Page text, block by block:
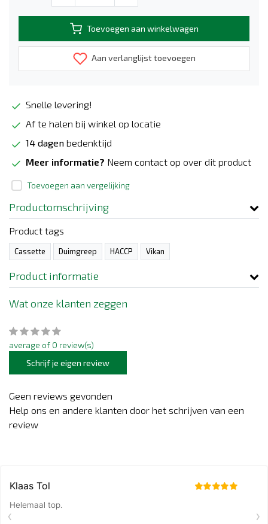
Toevoegen aan winkelwagen
Aan verlanglijst toevoegen
Snelle levering!
Af te halen bij winkel op locatie
14 dagen bedenktijd
Meer informatie? Neem contact op over dit product
Toevoegen aan vergelijking
Productomschrijving
Product tags
Cassette Duimgreep HACCP Vikan
Product informatie
Wat onze klanten zeggen
average of 0 review(s)
Schrijf je eigen review
Geen reviews gevonden
Help ons en andere klanten door het schrijven van een
review